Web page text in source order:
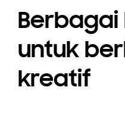
untuk
kreatif